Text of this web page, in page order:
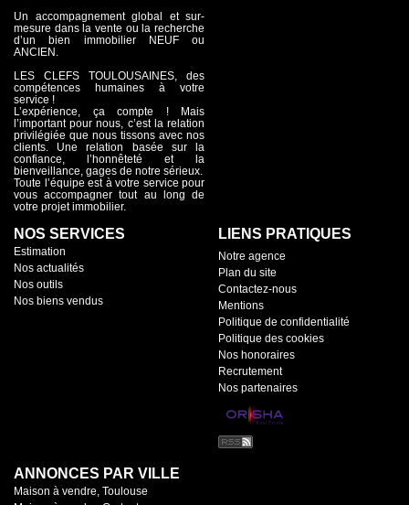
Un accompagnement global et sur-
mesure dans la vente ou la recherche
d’un bien immobilier NEUF ou
ANCIEN.
LES CLEFS TOULOUSAINES, des
compétences humaines à votre
service !
L’expérience, ça compte ! Mais
l’important pour nous, c’est la relation
privilégiée que nous tissons avec nos
clients. Une relation basée sur la
confiance, l’honnêteté et la
bienveillance, gages de notre sérieux.
Toute l’équipe est à votre service pour
vous accompagner tout au long de
votre projet immobilier.
NOS SERVICES
Estimation
Nos actualités
Nos outils
Nos biens vendus
LIENS PRATIQUES
Notre agence
Plan du site
Contactez-nous
Mentions
Politique de confidentialité
Politique des cookies
Nos honoraires
Recrutement
Nos partenaires
ANNONCES PAR VILLE
Maison à vendre, Toulouse